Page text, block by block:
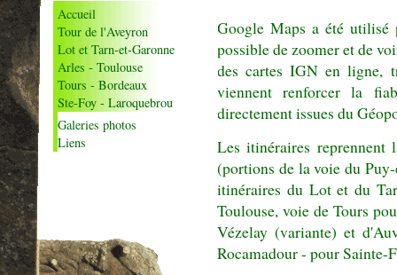
Accueil
Tour de l'Aveyron
Lot et Tarn-et-Garonne
Arles - Toulouse
Tours - Bordeaux
Ste-Foy - Laroquebrou
Galeries photos
Liens
Google Maps a été utilisé
possible de zoomer et de
des cartes IGN en ligne,
viennent renforcer la
directement issues du
Les itinéraires reprennent
(portions de la voie du
itinéraires du Lot et du
Toulouse, voie de Tours
Vézelay (variante) et
Rocamadour - pour